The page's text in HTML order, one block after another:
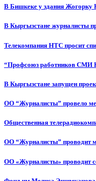
В Бишкеке у здания Жогорку
В Кыргызстане журналисты
Телекомпания НТС просит
“Профсоюз работников СМИ
В Кыргызстане запущен
ОО “Журналисты” провело
Общественная
ОО “Журналисты” проводит
ОО «Журналисты» проводит